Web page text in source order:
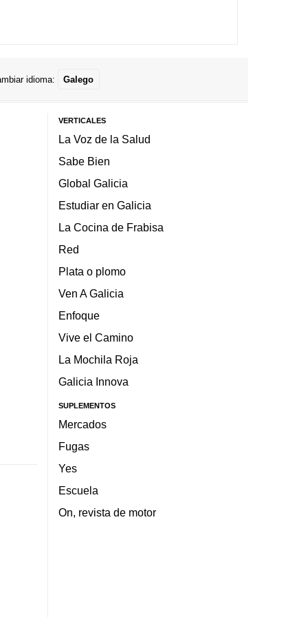
idioma: Galego
VERTICALES
La Voz de la Salud
Sabe Bien
Global Galicia
Estudiar en Galicia
La Cocina de Frabisa
Red
Plata o plomo
Ven A Galicia
Enfoque
Vive el Camino
La Mochila Roja
Galicia Innova
SUPLEMENTOS
Mercados
Fugas
Yes
Escuela
On, revista de motor